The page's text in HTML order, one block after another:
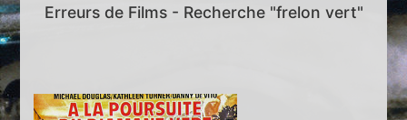
Erreurs de Films - Recherche "frelon vert"